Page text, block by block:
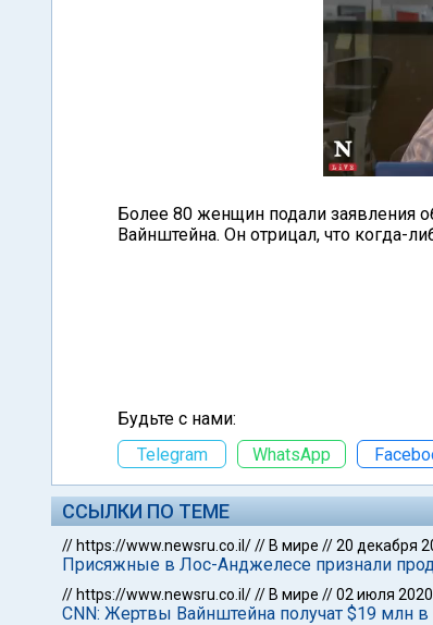
Более 80 женщин подали заявления
Вайнштейна. Он отрицал, что когда-
Будьте с нами:
Telegram
WhatsApp
ССЫЛКИ ПО ТЕМЕ
// https://www.newsru.co.il/// В мире //20 декабря
Присяжные в Лос-Анджелесе признали
// https://www.newsru.co.il/// В мире //02 июля 2020
CNN: Жертвы Вайнштейна получат $19 млн